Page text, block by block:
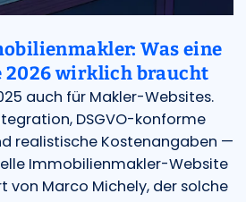
Was eine
2026 wirklich braucht
auch für Makler-Websites.
DSGVO-konforme
realistische Kostenangaben —
Immobilienmakler-Website
von Marco Michely, der solche